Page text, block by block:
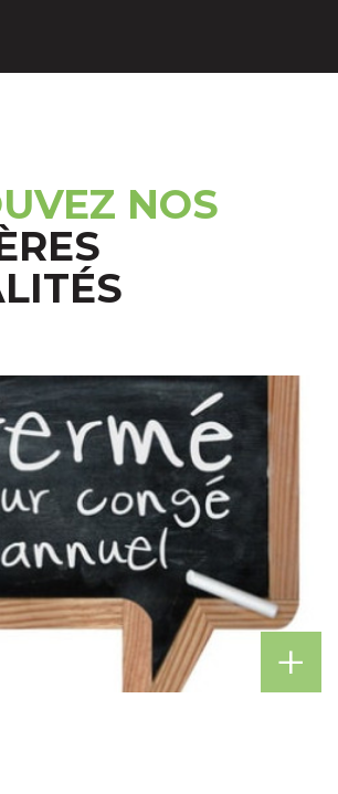
NOS
+